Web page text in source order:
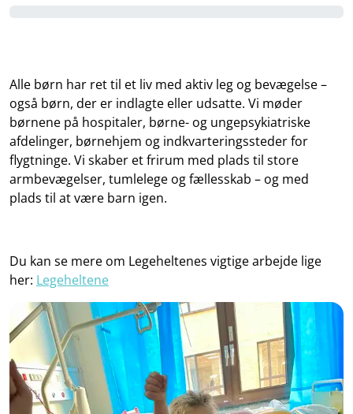
Alle børn har ret til et liv med aktiv leg og bevægelse –
også børn, der er indlagte eller udsatte. Vi møder
børnene på hospitaler, børne- og ungepsykiatriske
afdelinger, børnehjem og indkvarteringssteder for
flygtninge. Vi skaber et frirum med plads til store
armbevægelser, tumlelege og fællesskab – og med
plads til at være barn igen.
Du kan se mere om Legeheltenes vigtige arbejde lige
her: Legeheltene